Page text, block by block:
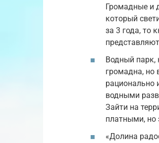
Громадные и
который
за 3 года, то
Водный парк,
громадна, но
рационально
водными
Зайти на
платными, но
«Долина